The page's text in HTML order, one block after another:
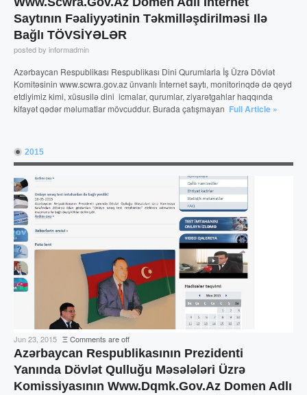
Saytının Fəaliyyətinin Təkmilləşdirilməsi Ilə
Bağlı TÖVSİYƏLƏR
posted by informadmin
Azərbaycan Respublikası Respublikası Dini Qurumlarla İş Üzrə Dövlət
Komitəsinin www.scwra.gov.az ünvanlı İnternet saytı, monitorinqdə də qeyd
etdiyimiz kimi, xüsusilə dini icmalar, qurumlar, ziyarətgahlar haqqında
kifayət qədər məlumatlar mövcuddur. Burada çatışmayan Full Article »
2015
Jun 23, 2015 ΞComments are off
Azərbaycan Respublikasının Prezidenti
Yanında Dövlət Qulluğu Məsələləri Üzrə
Komissiyasının Www.dqmk.gov.az Domen Adlı